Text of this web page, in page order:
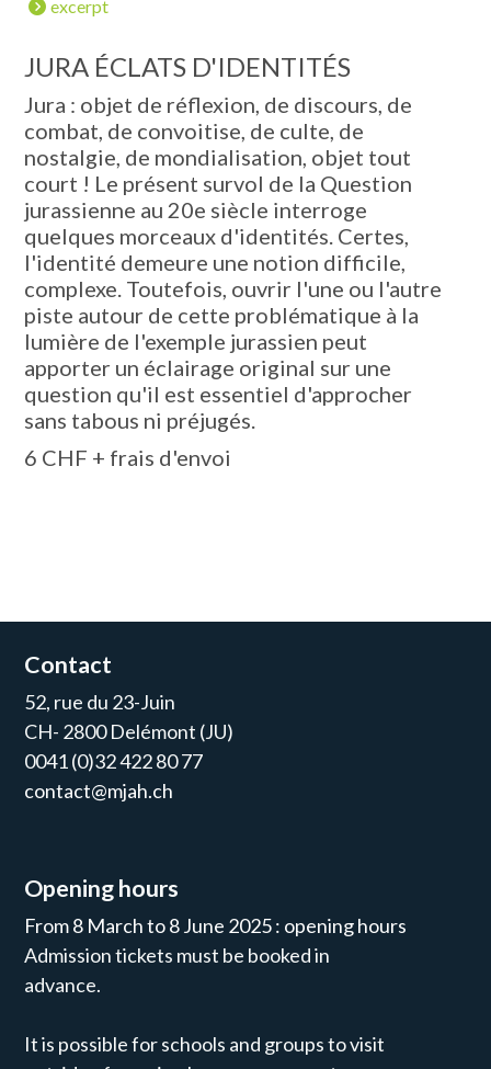
JURA ÉCLATS D'IDENTITÉS
Jura : objet de réflexion, de discours, de
combat, de convoitise, de culte, de
nostalgie, de mondialisation, objet tout
court ! Le présent survol de la Question
jurassienne au 20e siècle interroge
quelques morceaux d'identités. Certes,
l'identité demeure une notion difficile,
complexe. Toutefois, ouvrir l'une ou l'autre
piste autour de cette problématique à la
lumière de l'exemple jurassien peut
apporter un éclairage original sur une
question qu'il est essentiel d'approcher
sans tabous ni préjugés.
6 CHF + frais d'envoi
excerpt
Contact
52, rue du 23-Juin
CH- 2800 Delémont (JU)
0041 (0)32 422 80 77
contact@mjah.ch
Opening hours
From 8 March to 8 June 2025 : opening hours
Admission tickets must be booked in
advance.
It is possible for schools and groups to visit